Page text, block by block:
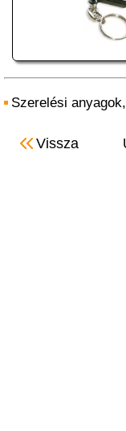
Szerelési
Vissza